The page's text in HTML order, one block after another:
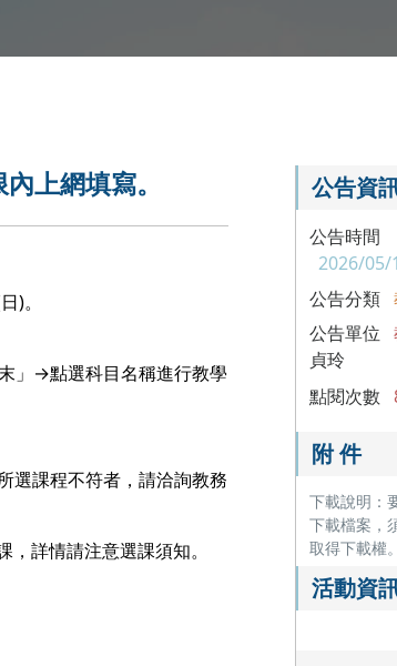
上網填寫。
)。
」→點選科目名稱進行教學
選課程不符者，請洽詢教務
詳情請注意選課須知。
公告資
公告時間
2026/05/
公告分類
公告單位
貞玲
點閱次數
附 件
下載說明：
下載檔案，
取得下載權。
活動資